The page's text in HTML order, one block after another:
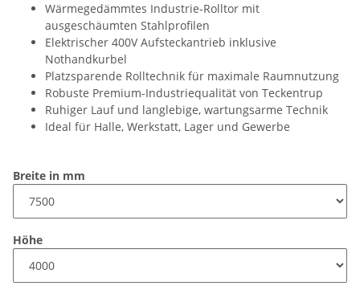
Wärmegedämmtes Industrie-Rolltor mit
ausgeschäumten Stahlprofilen
Elektrischer 400V Aufsteckantrieb inklusive
Nothandkurbel
Platzsparende Rolltechnik für maximale Raumnutzung
Robuste Premium-Industriequalität von Teckentrup
Ruhiger Lauf und langlebige, wartungsarme Technik
Ideal für Halle, Werkstatt, Lager und Gewerbe
Breite in mm
Höhe